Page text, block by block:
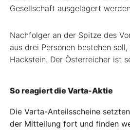
Gesellschaft ausgelagert
Nachfolger an der Spitze des
aus drei Personen bestehen
Hackstein. Der Österreicher ist
So reagiert die Varta-Aktie
Die Varta-Anteilsscheine
der Mitteilung fort und finden